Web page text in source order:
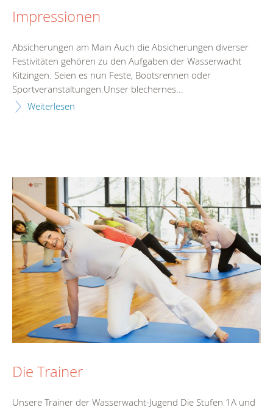
Impressionen
Absicherungen am Main Auch die Absicherungen diverser
Festivitäten gehören zu den Aufgaben der Wasserwacht
Kitzingen. Seien es nun Feste, Bootsrennen oder
Sportveranstaltungen.Unser blechernes...
Weiterlesen
Die Trainer
Unsere Trainer der Wasserwacht-Jugend Die Stufen 1A und